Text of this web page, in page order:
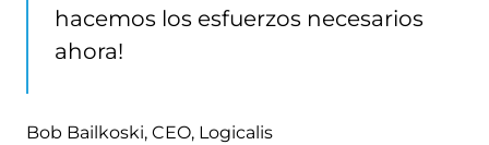
hacemos los esfuerzos necesarios
ahora!
Bob Bailkoski, CEO, Logicalis